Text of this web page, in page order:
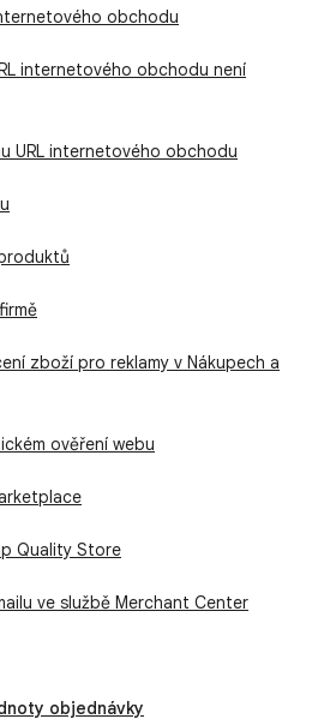
obchodu
internetového obchodu není
URL internetového obchodu
zboží pro reklamy v Nákupech a
ověření webu
Quality Store
ve službě Merchant Center
objednávky